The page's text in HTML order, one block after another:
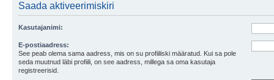
Saada aktiveerimiskiri
Kasutajanimi:
E-postiaadress:
See peab olema sama aadress, mis on su profiiliski määratud. Kui sa pole
seda muutnud läbi profiili, on see aadress, millega sa oma kasutaja
registreerisid.